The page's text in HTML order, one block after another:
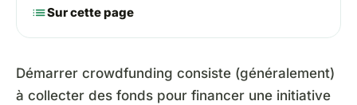
listSur cette page
Démarrer crowdfunding consiste (généralement)
à collecter des fonds pour financer une initiative